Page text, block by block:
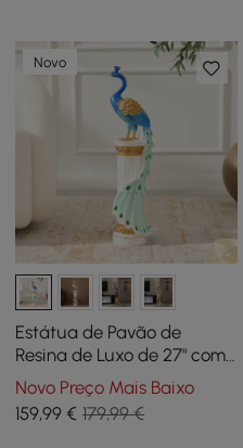
Novo
Estátua de Pavão de
Resina de Luxo de 27" com
Acentos de Cristal –
Escultura Elegante para
Decoração de Casa
Novo Preço Mais Baixo
159,99 € 179,99 €